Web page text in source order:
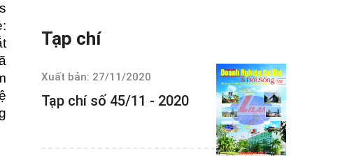
Tạp chí
Xuất bản: 27/11/2020
Tạp chí số 45/11 - 2020